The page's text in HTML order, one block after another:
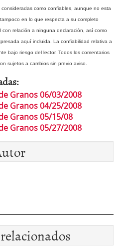
como confiables, aunque no esta
en lo que respecta a su completo
con relación a ninguna declaración, así como
aquí incluida. La confiabilidad relativa a
bajo riesgo del lector. Todos los comentarios
sujetos a cambios sin previo aviso.
Granos 06/03/2008
Granos 04/25/2008
Granos 05/15/08
Granos 05/27/2008